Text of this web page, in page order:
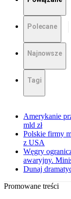
Polecane
Najnowsze
Tagi
Amerykanie
mld zł
Polskie firmy
z USA
Węgry
awaryjny.
Dunaj
Promowane treści